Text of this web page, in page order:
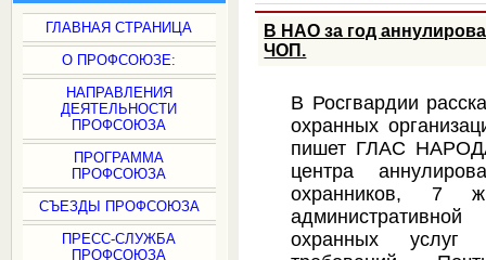
ГЛАВНАЯ СТРАНИЦА
О ПРОФСОЮЗЕ:
НАПРАВЛЕНИЯ
ДЕЯТЕЛЬНОСТИ
ПРОФСОЮЗА
ПРОГРАММА
ПРОФСОЮЗА
СЪЕЗДЫ ПРОФСОЮЗА
ПРЕСС-СЛУЖБА
ПРОФСОЮЗА
В НАО за год
ЧОП.
В Росгвардии
охранных
пишет ГЛАС
центра
охранников, 7
охранных услуг